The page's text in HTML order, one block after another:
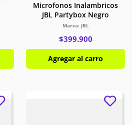
Microfonos Inalambricos
JBL Partybox Negro
JBL
$399.900
Agregar al carro